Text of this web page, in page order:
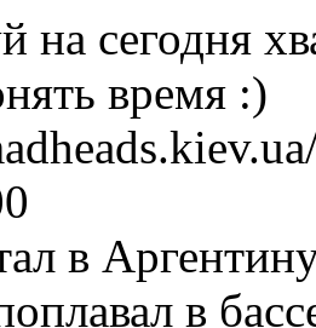
сегодня
время :)
в
в